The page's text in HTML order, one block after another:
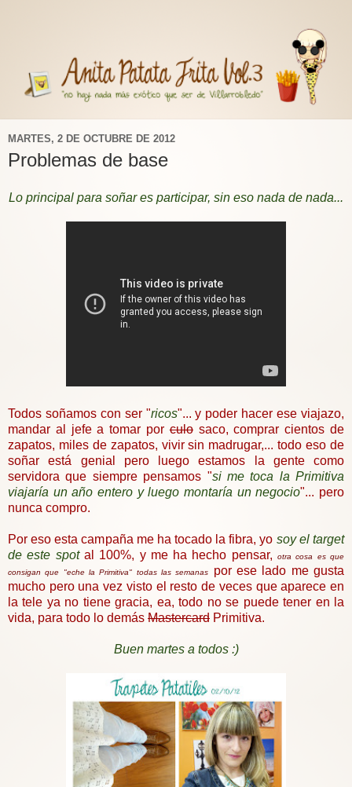
MARTES, 2 DE OCTUBRE DE 2012
Problemas de base
Lo principal para soñar es participar, sin eso nada de nada...
Todos soñamos con ser "ricos"... y poder hacer ese viajazo,
mandar al jefe a tomar porculosaco, comprar cientos de
zapatos, miles de zapatos, vivir sin madrugar,... todo eso de
soñar está genial pero luego estamos la gente como
servidora que siempre pensamos "si me toca la Primitiva
viajaría un año entero y luego montaría un negocio"... pero
nunca compro.
Por eso esta campaña me ha tocado la fibra, yo soy el target
de este spotal 100%, y me ha hecho pensar,otra cosa es que
consigan que "eche la Primitiva" todas las semanas
por ese lado me gusta
mucho pero una vez visto el resto de veces que aparece en
la tele ya no tiene gracia, ea, todo no se puede tener en la
vida, para todo lo demás Mastercard Primitiva.
Buen martes a todos :)